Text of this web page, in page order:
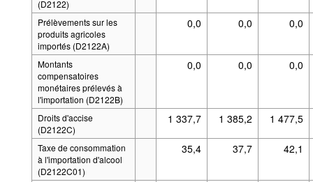
(D2122)
Prélèvements sur les
produits agricoles
importés (D2122A)
0,0 0,0 0,0
Montants
compensatoires
monétaires prélevés à
l'importation (D2122B)
0,0 0,0 0,0
Droits d'accise
(D2122C)
1 337,7 1 385,2 1 477,5
Taxe de consommation
à l'importation d'alcool
(D2122C01)
35,4 37,7 42,1